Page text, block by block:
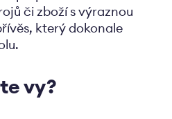
či zboží s výraznou
který dokonale
vy?